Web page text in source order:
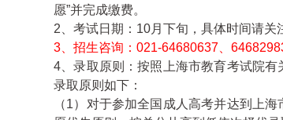
愿”并完成缴费。
2、考试日期：10月下旬，具体时间请关
3、招生咨询：021-64680637、
4、录取原则：按照上海市教育考试院
录取原则如下：
（1）对于参加全国成人高考并达到上